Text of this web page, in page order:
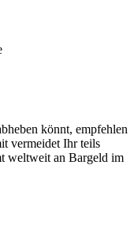
könnt, empfehlen
vermeidet Ihr teils
weltweit an Bargeld im